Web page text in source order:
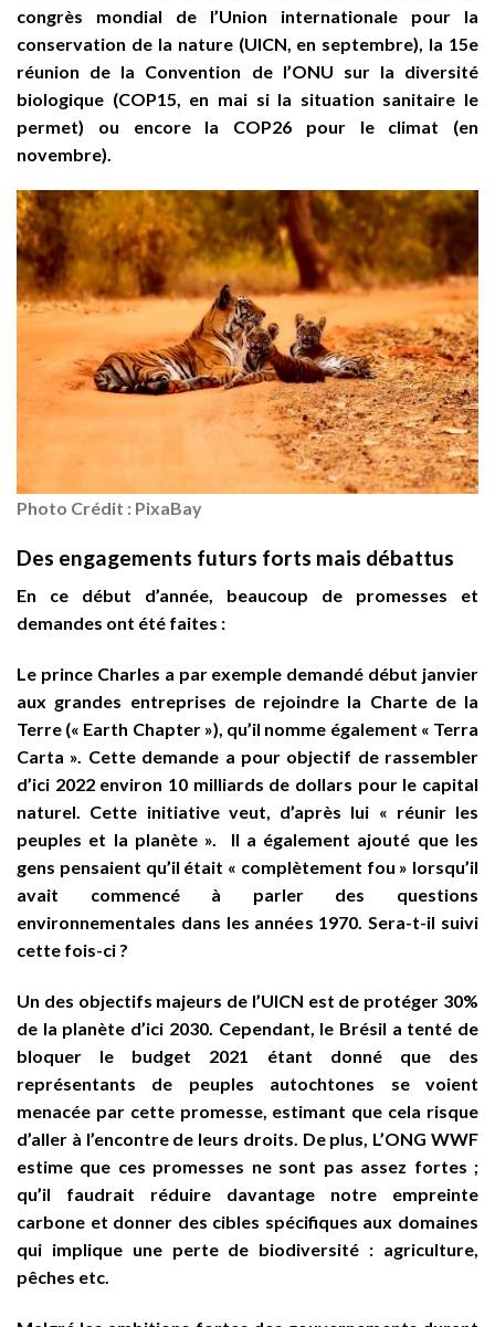
congrès mondial de l’Union internationale pour la
conservation de la nature (UICN, en septembre), la 15e
réunion de la Convention de l’ONU sur la diversité
biologique (COP15, en mai si la situation sanitaire le
permet) ou encore la COP26 pour le climat (en
novembre).
Photo Crédit : PixaBay
Des engagements futurs forts mais débattus
En ce début d’année, beaucoup de promesses et
demandes ont été faites :
Le prince Charles a par exemple demandé début janvier
aux grandes entreprises de rejoindre la Charte de la
Terre (« Earth Chapter »), qu’il nomme également « Terra
Carta ». Cette demande a pour objectif de rassembler
d’ici 2022 environ 10 milliards de dollars pour le capital
naturel. Cette initiative veut, d’après lui « réunir les
peuples et la planète ». Il a également ajouté que les
gens pensaient qu’il était « complètement fou » lorsqu’il
avait commencé à parler des questions
environnementales dans les années 1970. Sera-t-il suivi
cette fois-ci ?
Un des objectifs majeurs de l’UICN est de protéger 30%
de la planète d’ici 2030. Cependant, le Brésil a tenté de
bloquer le budget 2021 étant donné que des
représentants de peuples autochtones se voient
menacée par cette promesse, estimant que cela risque
d’aller à l’encontre de leurs droits. De plus, L’ONG WWF
estime que ces promesses ne sont pas assez fortes ;
qu’il faudrait réduire davantage notre empreinte
carbone et donner des cibles spécifiques aux domaines
qui implique une perte de biodiversité : agriculture,
pêches etc.